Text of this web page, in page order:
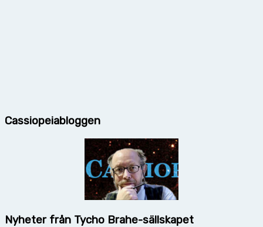
Cassiopeiabloggen
Nyheter från Tycho Brahe-sällskapet